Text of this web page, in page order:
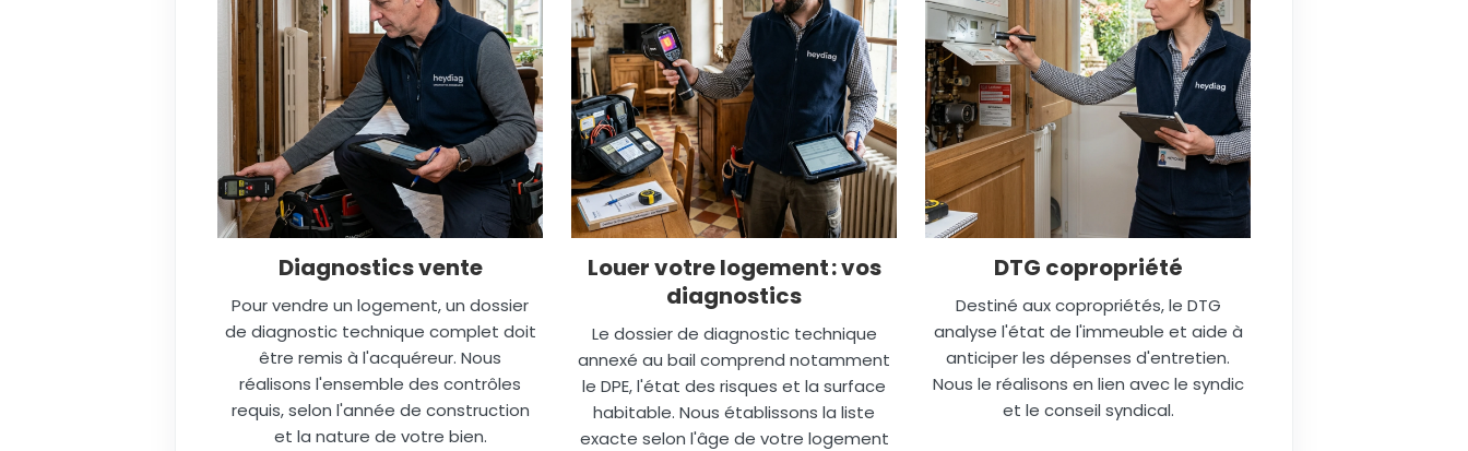
Diagnostics vente
Pour vendre un logement, un dossier
de diagnostic technique complet doit
être remis à l'acquéreur. Nous
réalisons l'ensemble des contrôles
requis, selon l'année de construction
et la nature de votre bien.
Louer votre logement : vos
diagnostics
Le dossier de diagnostic technique
annexé au bail comprend notamment
le DPE, l'état des risques et la surface
habitable. Nous établissons la liste
exacte selon l'âge de votre logement
DTG copropriété
Destiné aux copropriétés, le DTG
analyse l'état de l'immeuble et aide à
anticiper les dépenses d'entretien.
Nous le réalisons en lien avec le syndic
et le conseil syndical.